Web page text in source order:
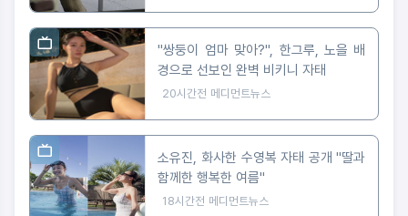
"쌍둥이 엄마 맞아?", 한그루, 노을 배
경으로 선보인 완벽 비키니 자태
20시간전 메디먼트뉴스
소유진, 화사한 수영복 자태 공개 "딸과
함께한 행복한 여름"
18시간전 메디먼트뉴스